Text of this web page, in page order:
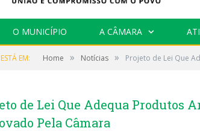
O MUNICÍPIO A CÂMARA
EM: Home » Notícias » Projeto de Lei Que
de Lei Que Adequa Produtos
Pela Câmara